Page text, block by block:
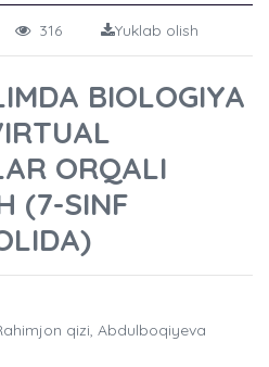
316 Yuklab olish
BIOLOGIYA
ORQALI
(7-SINF
qizi, Abdulboqiyeva